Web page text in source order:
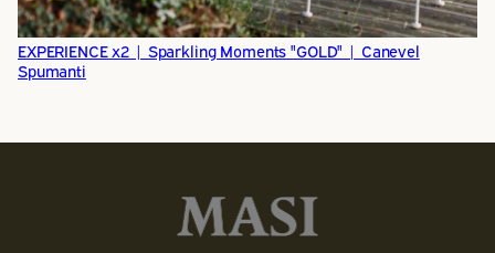
EXPERIENCE x2 | Sparkling Moments "GOLD" | Canevel
Spumanti